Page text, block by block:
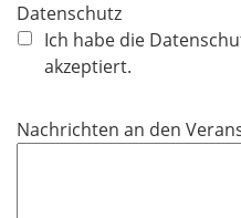
Datenschutz
Ich habe die
akzeptiert.
Nachrichten an den